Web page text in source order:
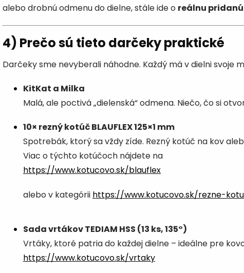
alebo drobnú odmenu do dielne, stále ide o reálnu
4) Prečo sú tieto darčeky praktické
Darčeky sme nevyberali náhodne. Každý má v dielni svoje
KitKat a Milka
Malá, ale poctivá „dielenská“ odmena. Niečo, čo si
10× rezný kotúč BLAUFLEX 125×1 mm
Spotrebák, ktorý sa vždy zíde. Rezný kotúč na kov
Viac o týchto kotúčoch nájdete na
https://www.kotucovo.sk/blauflex
alebo v kategórii https://www.kotucovo.sk/rezne-
Sada vrtákov TEDIAM HSS (13 ks, 135°)
Vrtáky, ktoré patria do každej dielne – ideálne pre
https://www.kotucovo.sk/vrtaky